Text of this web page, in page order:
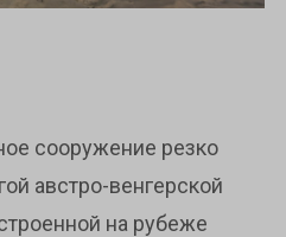
сооружение резко
австро-венгерской
на рубеже